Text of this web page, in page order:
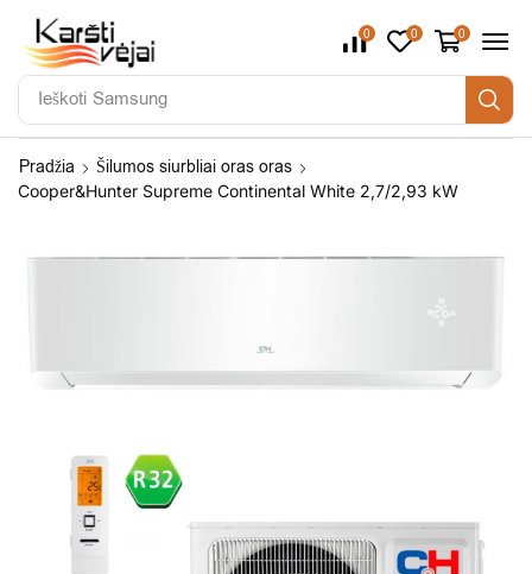
Ieškoti Samsung
0 0 0
Pradžia Šilumos siurbliai oras oras
Cooper&Hunter Supreme Continental White 2,7/2,93 kW